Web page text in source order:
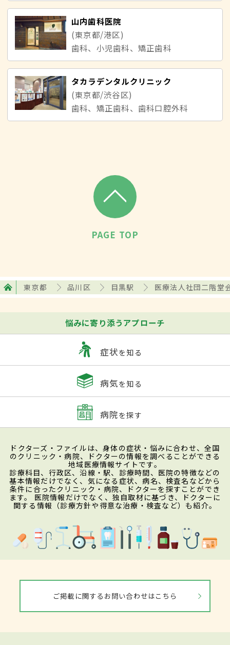
山内歯科医院
(東京都/港区)
歯科、小児歯科、矯正歯科
タカラデンタルクリニック
(東京都/渋谷区)
歯科、矯正歯科、歯科口腔外科
PAGE TOP
東京都 品川区 目黒駅 医療法人社団二階堂
悩みに寄り添うアプローチ
症状を知る
病気を知る
病院を探す
ドクターズ・ファイルは、身体の症状・悩みに合わせ、全国
のクリニック・病院、ドクターの情報を調べることができる
地域医療情報サイトです。
診療科目、行政区、沿線・駅、診療時間、医院の特徴などの
基本情報だけでなく、気になる症状、病名、検査名などから
条件に合ったクリニック・病院、ドクターを探すことができ
ます。 医院情報だけでなく、独自取材に基づき、ドクターに
関する情報（診療方針や得意な治療・検査など）も紹介。
ご掲載に関するお問い合わせはこちら